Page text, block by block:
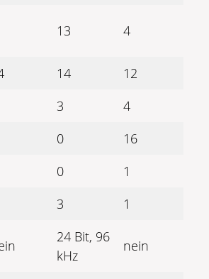
13 4
14
12
3
4
0
16
0
1
3
1
24 Bit, 96
kHz
nein